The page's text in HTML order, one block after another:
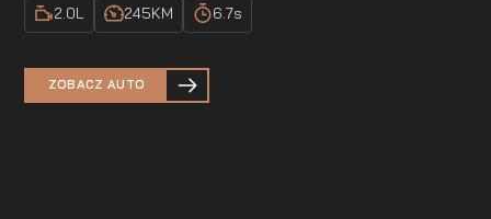
2.0L 245KM 6.7s
ZOBACZ AUTO